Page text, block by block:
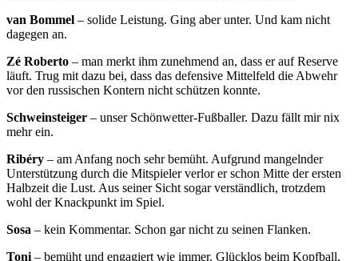
van Bommel – solide Leistung. Ging aber unter. Und kam nicht
dagegen an.
Zé Roberto – man merkt ihm zunehmend an, dass er auf Reserve
läuft. Trug mit dazu bei, dass das defensive Mittelfeld die Abwehr
vor den russischen Kontern nicht schützen konnte.
Schweinsteiger – unser Schönwetter-Fußballer. Dazu fällt mir nix
mehr ein.
Ribéry – am Anfang noch sehr bemüht. Aufgrund mangelnder
Unterstützung durch die Mitspieler verlor er schon Mitte der ersten
Halbzeit die Lust. Aus seiner Sicht sogar verständlich, trotzdem
wohl der Knackpunkt im Spiel.
Sosa – kein Kommentar. Schon gar nicht zu seinen Flanken.
Toni – bemüht und engagiert wie immer. Glücklos beim Kopfball,